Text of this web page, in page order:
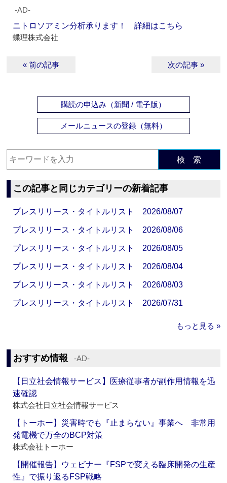
‐AD‐
ニトロソアミン分析承ります！ 詳細はこちら
蝶理株式会社
« 前の記事 次の記事 »
購読の申込み（新聞 / 電子版）
メールニュースの登録（無料）
検 索
この記事と同じカテゴリーの新着記事
プレスリリース・タイトルリスト 2026/08/07
プレスリリース・タイトルリスト 2026/08/06
プレスリリース・タイトルリスト 2026/08/05
プレスリリース・タイトルリスト 2026/08/04
プレスリリース・タイトルリスト 2026/08/03
プレスリリース・タイトルリスト 2026/07/31
もっと見る »
おすすめ情報 ‐AD‐
【日立社会情報サービス】医療従事者が副作用情報を迅
速確認
株式会社日立社会情報サービス
【トーホー】災害時でも『止まらない』事業へ 非常用
発電機で万全のBCP対策
株式会社トーホー
【開催報告】ウェビナー『FSPで変える臨床開発の生産
性』で振り返るFSP戦略